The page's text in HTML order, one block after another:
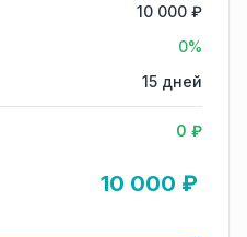
10 000 ₽
0%
15 дней
0 ₽
10 000 ₽